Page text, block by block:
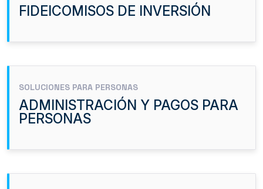
FIDEICOMISOS DE INVERSIÓN
SOLUCIONES PARA PERSONAS
ADMINISTRACIÓN Y PAGOS PARA
PERSONAS